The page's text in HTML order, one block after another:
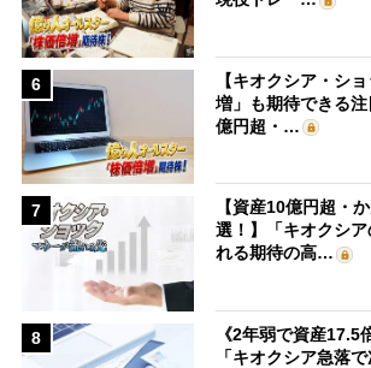
6
【キオクシア・シ
増」も期待できる
億円超・…
7
【資産10億円超・
選！】「キオクシ
れる期待の高…
8
《2年弱で資産17.5
「キオクシア急落